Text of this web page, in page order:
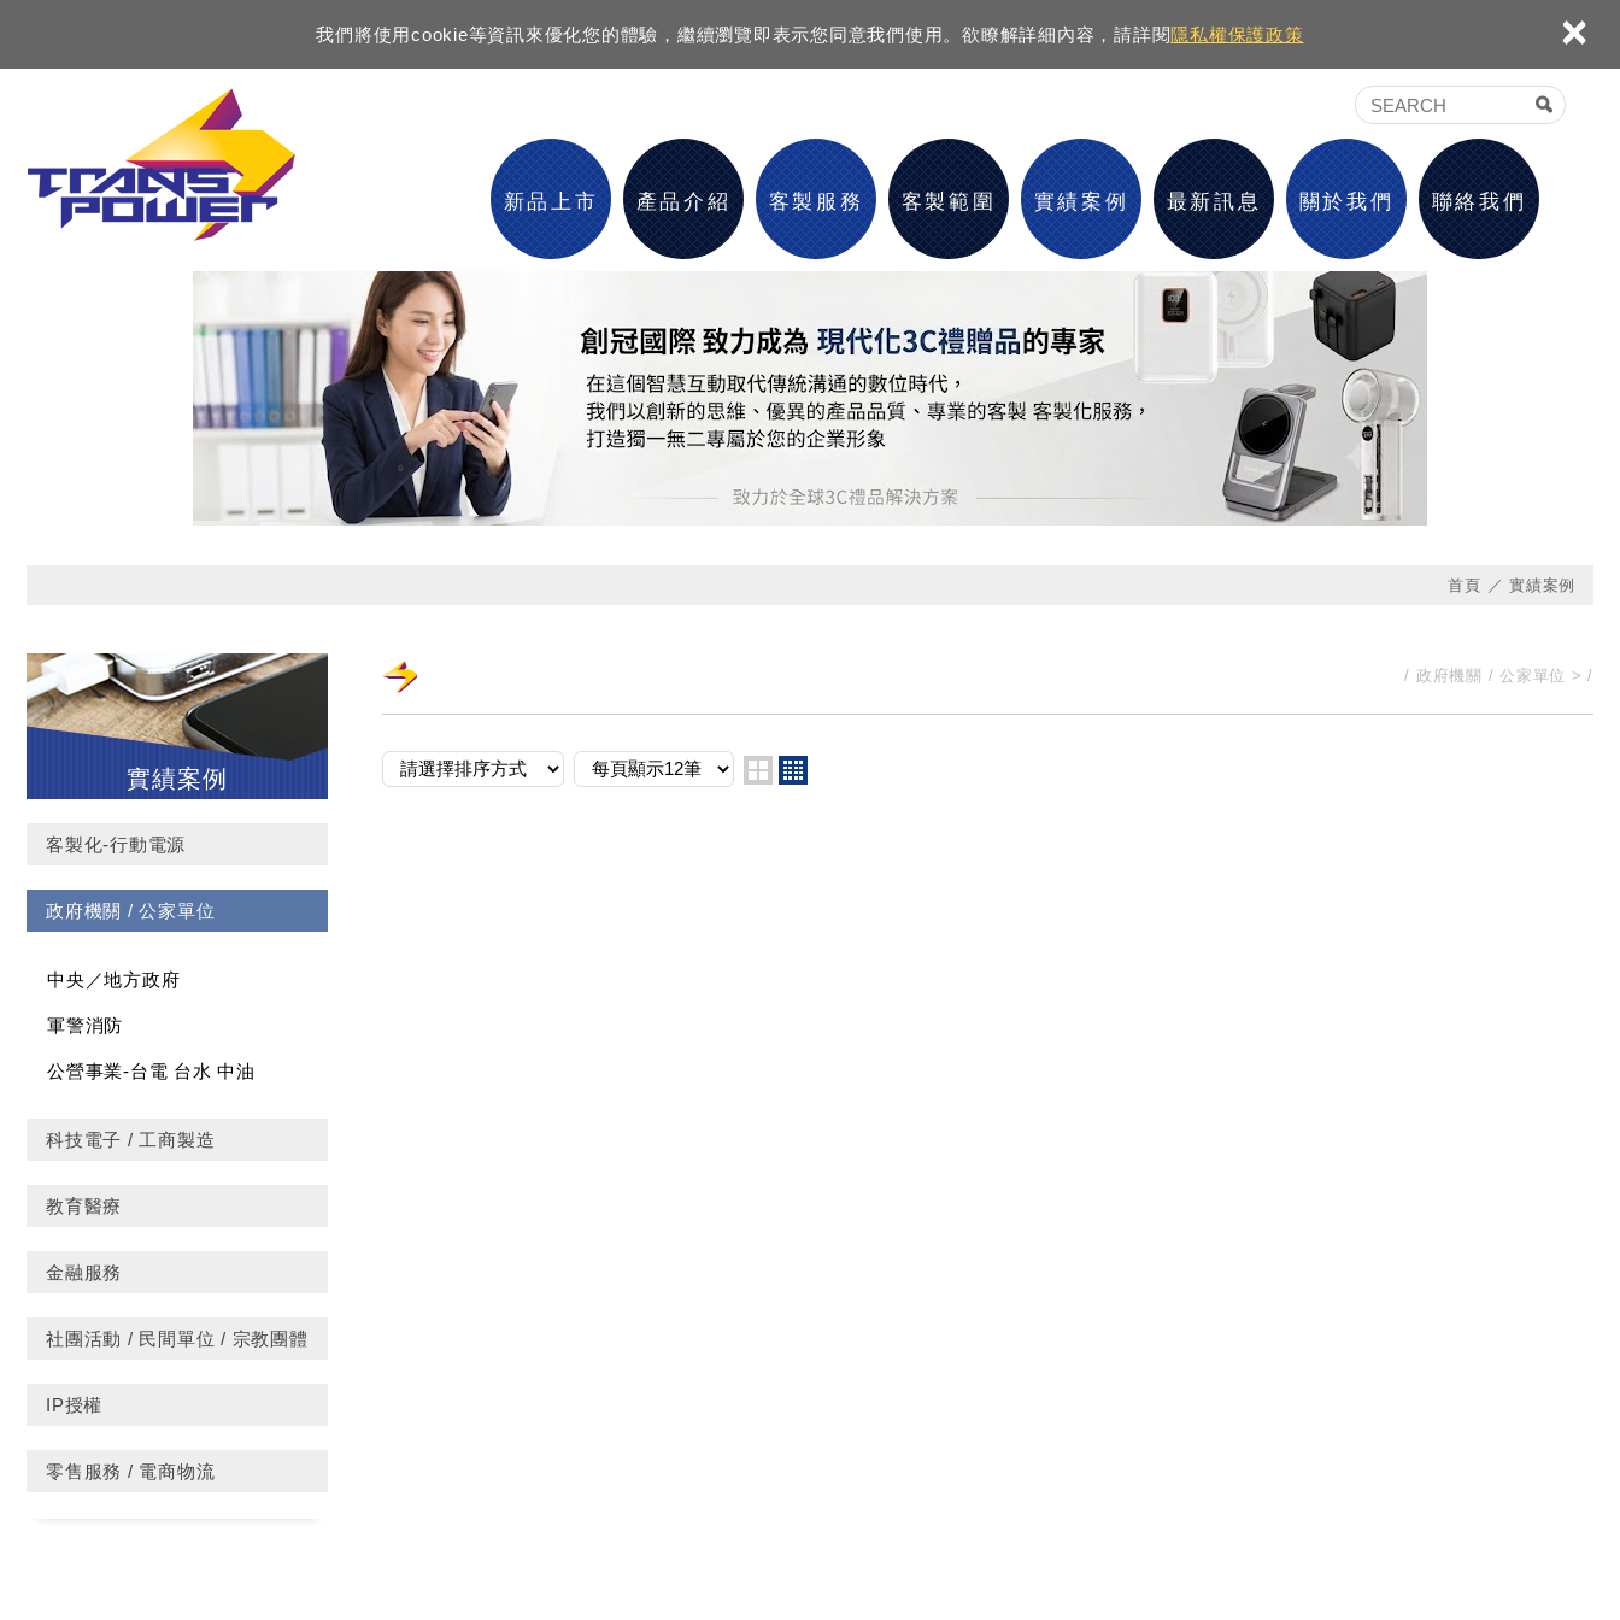
我們將使用cookie等資訊來優化您的體驗，繼續瀏覽即表示您同意我們使用。欲瞭解詳細內容，請詳閱隱私權保護政策 ×
新品上市 產品介紹 客製服務 客製範圍 實績案例 最新訊息 關於我們 聯絡我們
首頁 實績案例
實績案例
客製化-行動電源
政府機關 / 公家單位
中央／地方政府
軍警消防
公營事業-台電 台水 中油
科技電子 / 工商製造
教育醫療
金融服務
社團活動 / 民間單位 / 宗教團體
IP授權
零售服務 / 電商物流
政府機關 / 公家單位